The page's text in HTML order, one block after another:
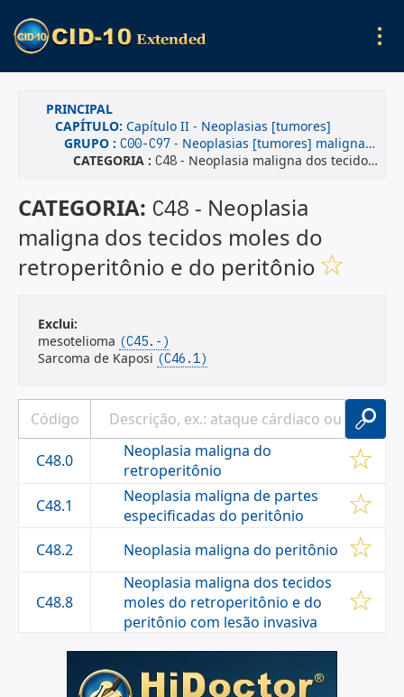
PRINCIPAL
CAPÍTULO: Capítulo II - Neoplasias [tumores]
GRUPO : C00-C97 - Neoplasias [tumores] malignas(os)
CATEGORIA : C48 - Neoplasia maligna dos tecidos moles do retroperitônio e do peritônio
CATEGORIA: C48 - Neoplasia
maligna dos tecidos moles do
retroperitônio e do peritônio
Exclui:
mesotelioma (C45.-)
Sarcoma de Kaposi (C46.1)
C48.0
Neoplasia maligna do
retroperitônio
C48.1
Neoplasia maligna de partes
especificadas do peritônio
C48.2
Neoplasia maligna do peritônio
C48.8
Neoplasia maligna dos tecidos
moles do retroperitônio e do
peritônio com lesão invasiva